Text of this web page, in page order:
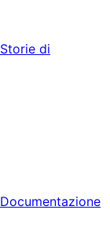
Storie di
Documentazione